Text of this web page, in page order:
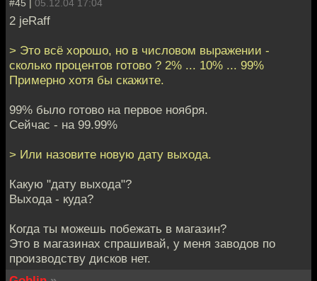
#45 | 05.12.04 17:04
2 jeRaff
> Это всё хорошо, но в числовом выражении -
сколько процентов готово ? 2% ... 10% ... 99%
Примерно хотя бы скажите.
99% было готово на первое ноября.
Сейчас - на 99.99%
> Или назовите новую дату выхода.
Какую "дату выхода"?
Выхода - куда?
Когда ты можешь побежать в магазин?
Это в магазинах спрашивай, у меня заводов по
производству дисков нет.